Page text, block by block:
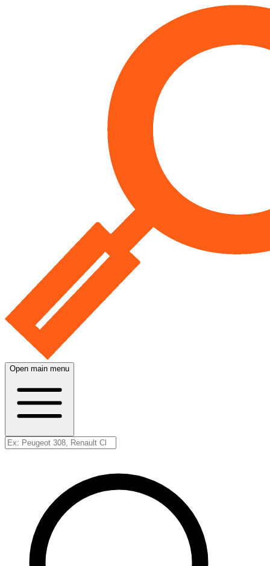
Open main menu